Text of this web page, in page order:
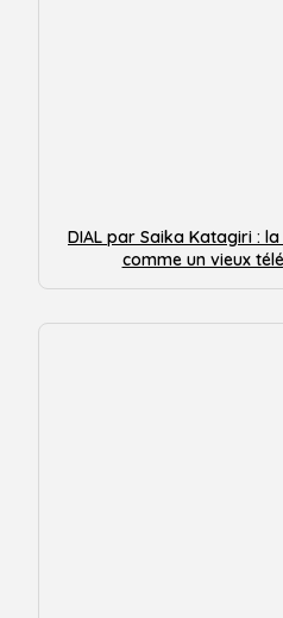
DIAL par Saika Katagiri :
comme un vieux